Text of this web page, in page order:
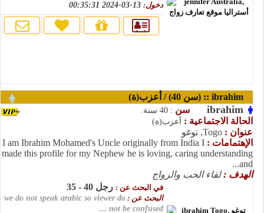
دخول:
ibrahim سن : 40 سنة.
الحالة الاجتماعية : أعزب(ة)
عنوان : Togo, توغو
الإهتمامات : I am Ibrahim Mohamed's Uncle originally from India I
made this profile for my Nephew he is loving, caring understanding
and...
الهدف :لقاء الحب والزواج
في البحث عن : رجل 40 - 35
البحث عن : we do not speak arabic so viewer do
not be confused ...